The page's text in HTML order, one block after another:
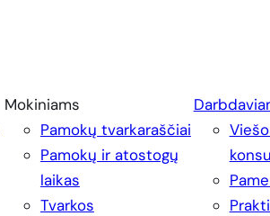
Mokiniams
Pamokų tvarkaraščiai
Pamokų ir atostogų
laikas
Tvarkos